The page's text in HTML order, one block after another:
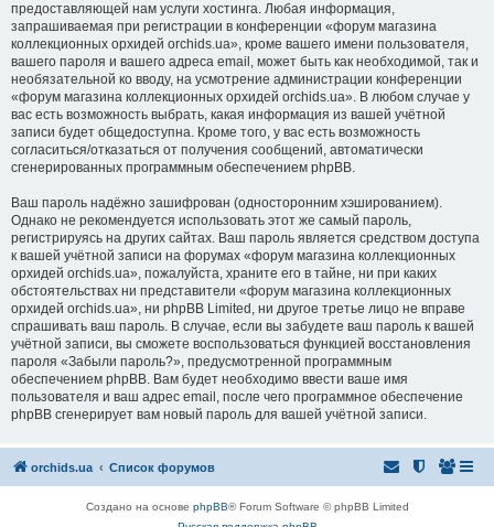
предоставляющей нам услуги хостинга. Любая информация,
запрашиваемая при регистрации в конференции «форум магазина
коллекционных орхидей orchids.ua», кроме вашего имени пользователя,
вашего пароля и вашего адреса email, может быть как необходимой, так и
необязательной ко вводу, на усмотрение администрации конференции
«форум магазина коллекционных орхидей orchids.ua». В любом случае у
вас есть возможность выбрать, какая информация из вашей учётной
записи будет общедоступна. Кроме того, у вас есть возможность
согласиться/отказаться от получения сообщений, автоматически
сгенерированных программным обеспечением phpBB.
Ваш пароль надёжно зашифрован (односторонним хэшированием).
Однако не рекомендуется использовать этот же самый пароль,
регистрируясь на других сайтах. Ваш пароль является средством доступа
к вашей учётной записи на форумах «форум магазина коллекционных
орхидей orchids.ua», пожалуйста, храните его в тайне, ни при каких
обстоятельствах ни представители «форум магазина коллекционных
орхидей orchids.ua», ни phpBB Limited, ни другое третье лицо не вправе
спрашивать ваш пароль. В случае, если вы забудете ваш пароль к вашей
учётной записи, вы сможете воспользоваться функцией восстановления
пароля «Забыли пароль?», предусмотренной программным
обеспечением phpBB. Вам будет необходимо ввести ваше имя
пользователя и ваш адрес email, после чего программное обеспечение
phpBB сгенерирует вам новый пароль для вашей учётной записи.
orchids.ua Список форумов
Создано на основе phpBB® Forum Software © phpBB Limited